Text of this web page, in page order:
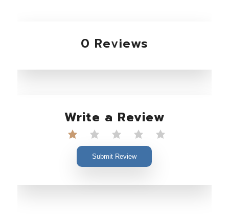
0 Reviews
Write a Review
Submit Review